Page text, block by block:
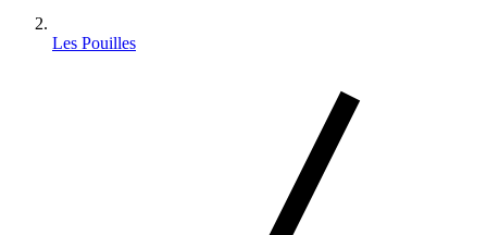
Les Pouilles